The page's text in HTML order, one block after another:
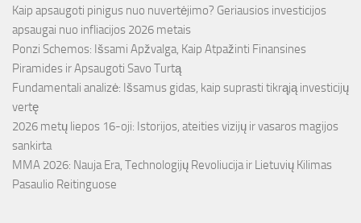
Kaip apsaugoti pinigus nuo nuvertėjimo? Geriausios investicijos
apsaugai nuo infliacijos 2026 metais
Ponzi Schemos: Išsami Apžvalga, Kaip Atpažinti Finansines
Piramides ir Apsaugoti Savo Turtą
Fundamentali analizė: Išsamus gidas, kaip suprasti tikrąją investicijų
vertę
2026 metų liepos 16-oji: Istorijos, ateities vizijų ir vasaros magijos
sankirta
MMA 2026: Nauja Era, Technologijų Revoliucija ir Lietuvių Kilimas
Pasaulio Reitinguose